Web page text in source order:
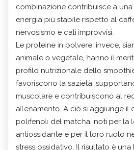
combinazione contribuisce a una
energia più stabile rispetto al
nervosismo e cali improvvisi.
Le proteine in polvere, invece,
animale o vegetale, hanno il
profilo nutrizionale dello
favoriscono la sazietà,
muscolare e contribuiscono al
allenamento. A ciò si aggiunge il
polifenoli del matcha, noti per la
antiossidante e per il loro ruolo
stress ossidativo. Il risultato è